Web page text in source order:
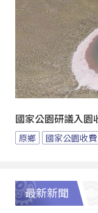
國家公園研議入園
原鄉 國家公園收費
最新新聞